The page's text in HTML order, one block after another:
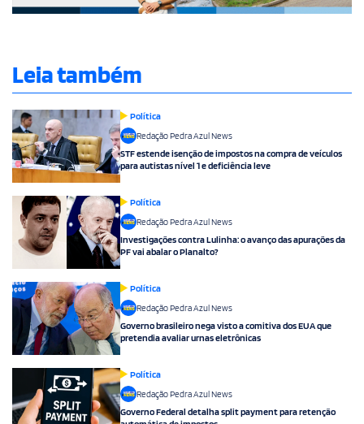
Leia também
Política
Redação Pedra Azul News
STF estende isenção de impostos na compra de veículos
para autistas nível 1 e deficiência leve
Política
Redação Pedra Azul News
Investigações contra Lulinha: o avanço das apurações da
PF vai abalar o Planalto?
Política
Redação Pedra Azul News
Governo brasileiro nega visto a comitiva dos EUA que
pretendia avaliar urnas eletrônicas
Política
Redação Pedra Azul News
Governo Federal detalha split payment para retenção